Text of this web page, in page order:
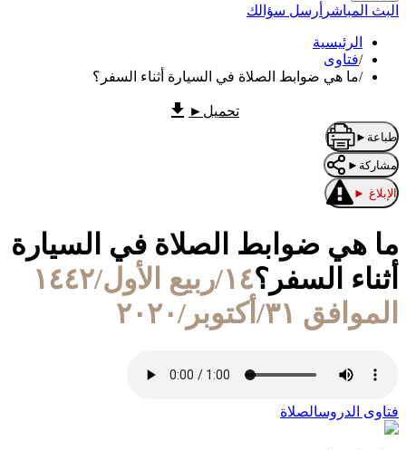
البث المباشر أرسل سؤالك
الرئيسية
/فتاوى
/ما هي ضوابط الصلاة في السيارة أثناء السفر؟
تحميل ►
طباعة ►
مشاركة ►
الإبلاغ ►
ما هي ضوابط الصلاة في السيارة
أثناء السفر؟
١٤/ربيع الأول/١٤٤٢
الموافق ٣١/أكتوبر/٢٠٢٠
فتاوى الدروسالصلاة